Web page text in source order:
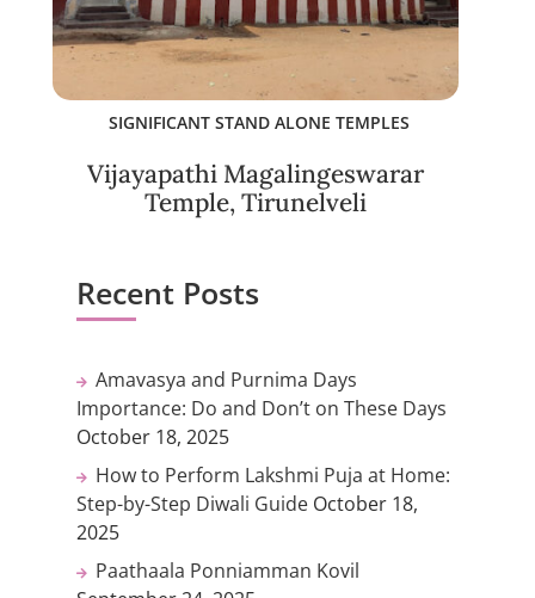
SIGNIFICANT STAND ALONE TEMPLES
Vijayapathi Magalingeswarar
Temple, Tirunelveli
Recent Posts
Amavasya and Purnima Days
Importance: Do and Don’t on These Days
October 18, 2025
How to Perform Lakshmi Puja at Home:
Step-by-Step Diwali Guide October 18,
2025
Paathaala Ponniamman Kovil